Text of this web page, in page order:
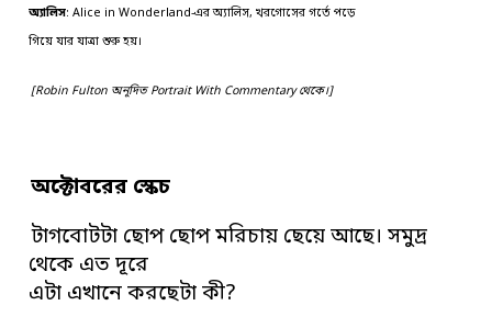
অ্যালিস: Alice in Wonderland-এর অ্যালিস, খরগোসের গর্তে পড়ে
গিয়ে যার যাত্রা শুরু হয়।
[Robin Fulton অনূদিত Portrait With Commentary থেকে।]
অক্টোবরের স্কেচ
টাগবোটটা ছোপ ছোপ মরিচায় ছেয়ে আছে। সমুদ্র
থেকে এত দূরে
এটা এখানে করছেটা কী?